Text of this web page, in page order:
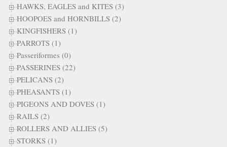
HAWKS, EAGLES and KITES (3)
HOOPOES and HORNBILLS (2)
KINGFISHERS (1)
PARROTS (1)
Passeriformes (0)
PASSERINES (22)
PELICANS (2)
PHEASANTS (1)
PIGEONS AND DOVES (1)
RAILS (2)
ROLLERS AND ALLIES (5)
STORKS (1)